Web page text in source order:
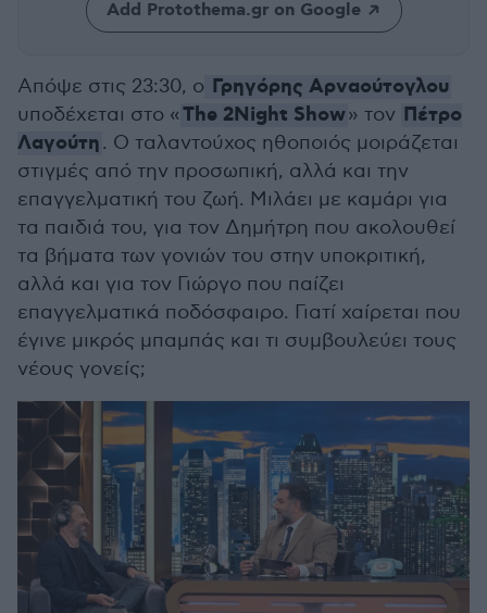
Add Protothema.gr on Google
Απόψε στις 23:30, ο Γρηγόρης Αρναούτογλου
υποδέχεται στο «The 2Night Show» τον Πέτρο
Λαγούτη. Ο ταλαντούχος ηθοποιός μοιράζεται
στιγμές από την προσωπική, αλλά και την
επαγγελματική του ζωή. Μιλάει με καμάρι για
τα παιδιά του, για τον Δημήτρη που ακολουθεί
τα βήματα των γονιών του στην υποκριτική,
αλλά και για τον Γιώργο που παίζει
επαγγελματικά ποδόσφαιρο. Γιατί χαίρεται που
έγινε μικρός μπαμπάς και τι συμβουλεύει τους
νέους γονείς;